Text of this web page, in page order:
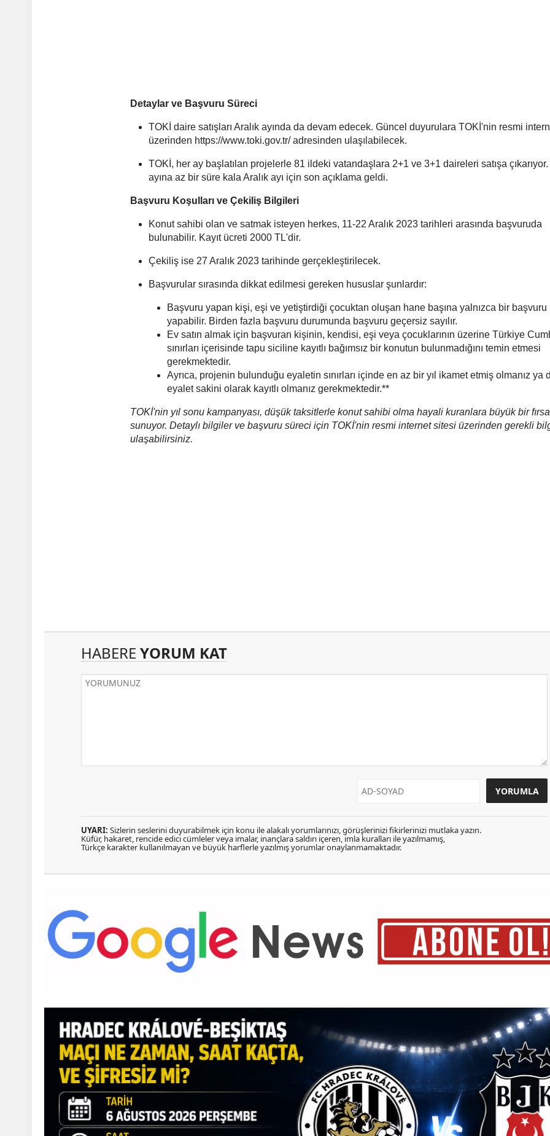
Detaylar ve Başvuru Süreci
TOKİ daire satışları Aralık ayında da devam edecek. Güncel duyurulara TOKİ'nin resmi
üzerinden https://www.toki.gov.tr/ adresinden ulaşılabilecek.
TOKİ, her ay başlatılan projelerle 81 ildeki vatandaşlara 2+1 ve 3+1 daireleri satışa
ayına az bir süre kala Aralık ayı için son açıklama geldi.
Başvuru Koşulları ve Çekiliş Bilgileri
Konut sahibi olan ve satmak isteyen herkes, 11-22 Aralık 2023 tarihleri arasında başvuruda
bulunabilir. Kayıt ücreti 2000 TL'dir.
Çekiliş ise 27 Aralık 2023 tarihinde gerçekleştirilecek.
Başvurular sırasında dikkat edilmesi gereken hususlar şunlardır:
Başvuru yapan kişi, eşi ve yetiştirdiği çocuktan oluşan hane başına yalnızca bir başvuru
yapabilir. Birden fazla başvuru durumunda başvuru geçersiz sayılır.
Ev satın almak için başvuran kişinin, kendisi, eşi veya çocuklarının üzerine Türkiye
sınırları içerisinde tapu siciline kayıtlı bağımsız bir konutun bulunmadığını temin etmesi
gerekmektedir.
Ayrıca, projenin bulunduğu eyaletin sınırları içinde en az bir yıl ikamet etmiş olmanız ya
eyalet sakini olarak kayıtlı olmanız gerekmektedir.**
TOKİ'nin yıl sonu kampanyası, düşük taksitlerle konut sahibi olma hayali kuranlara büyük bir
sunuyor. Detaylı bilgiler ve başvuru süreci için TOKİ'nin resmi internet sitesi üzerinden gerekli
ulaşabilirsiniz.
HABERE YORUM KAT
UYARI: Sizlerin seslerini duyurabilmek için konu ile alakalı yorumlarınızı, görüşlerinizi fikirlerinizi mutlaka yazın.
Küfür, hakaret, rencide edici cümleler veya imalar, inançlara saldırı içeren, imla kuralları ile yazılmamış,
Türkçe karakter kullanılmayan ve büyük harflerle yazılmış yorumlar onaylanmamaktadır.